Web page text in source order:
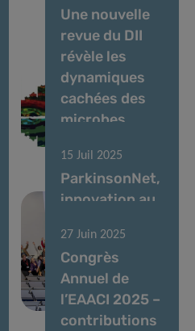
Une nouvelle
revue du DII
révèle les
dynamiques
cachées des
microbes
15 Juil 2025
ParkinsonNet,
innovation au
cherche à
recruter de
nouveaux
membres
27 Juin 2025
Congrès
Annuel de
l’EAACI 2025 –
contributions